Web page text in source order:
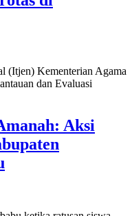
(Itjen) Kementerian Agama
dan Evaluasi
Aksi